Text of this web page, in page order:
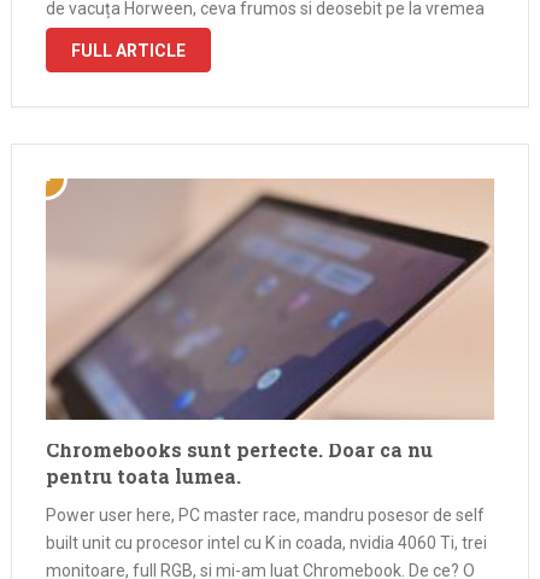
de vacuța Horween, ceva frumos si deosebit pe la vremea
aia. La un moment dat am …
FULL ARTICLE
Chromebooks sunt perfecte. Doar ca nu
pentru toata lumea.
Power user here, PC master race, mandru posesor de self
built unit cu procesor intel cu K in coada, nvidia 4060 Ti, trei
monitoare, full RGB, si mi-am luat Chromebook. De ce? O